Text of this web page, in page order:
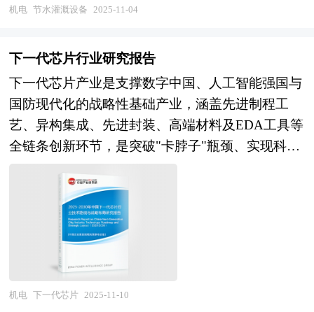
值管理成为核心竞争力。 本研究咨询报告由中研
普华咨询公司领衔撰写，在大量周密的市场调研基
础上，主要依据了国家统计局、国家商务部、国家
发改委、国家经济信息中心、国务院发展研究中
心、国家海关总署、全国商业信息中心、中国经济
报刊杂志的基础信息以及新能源电池设备行业研究
单位等公布和提供的大量资料。报告对我国新能源
电池设备行业的供需状况、发展现状、子行业发展
变化等进行了分析，重点分析了国内外新能源电池
设备行业的发展现状、如何面对行业的发展挑战、
行业的发展建议、行业竞争力，以及行业的投资分
改委、国家经济信息中心、国务院发展研究中心、
监测中心、中国行业研究网、全国及海外相关报刊
杂志的基础信息以及二次电池分离膜行业研究单位
等公布和提供的大量资料。报告对我国二次电池分
离膜行业的供需状况、发展现状、子行业发展变化
等进行了分析，重点分析了国内外二次电池分离膜
的发展建议、行业竞争力，以及行业的投资分析和
趋势预测等等。报告还综合了二次电池分离膜行业
的整体发展动态，对行业在产品方面提供了参考建
议和具体解决办法。报告对于二次电池分离膜产品
生产企业、经销商、行业管理部门以及拟进入该行
业的投资者具有重要的参考价值，对于研究我国二
可持续发展的追求，节水灌溉设备的应用范围不断
到水资源相对丰富的地区，节水灌溉设备都发挥着
发展，智能化、自动化的节水灌溉设备逐渐成为市
场的主流，它们能够更好地适应不同地区的气候条
件和作物需求，提高灌溉效率和水资源利用效率。
随着农业现代化的推进，对节水灌溉设备的需求将
持续增长。同时，随着科技的不断进步，节水灌溉
设备将更加智能化、精准化，能够更好地满足农业
生产的多样化需求。此外，随着人们对环境保护和
可持续发展的重视，节水灌溉设备行业也将迎来更
多的发展机遇。 本研究咨询报告由中研普华咨询
公司领衔撰写，在大量周密的市场调研基础上，主
要依据了国家统计局、国家商务部、国家发改委、
机电 节水灌溉设备 2025-11-04
下一代芯片行业研究报告
下一代芯片产业是支撑数字中国、人工智能强国与
国防现代化的战略性基础产业，涵盖先进制程工
艺、异构集成、先进封装、高端材料及EDA工具等
全链条创新环节，是突破"卡脖子"瓶颈、实现科技
切换与国家战略意志深度耦合的关键窗口期：技术
层面，从先进制程向更微观节点攻坚进入关键阶
段，极紫外光刻技术成为先进制程标配，逻辑单元
密度与功耗优化持续突破，但先进光刻设备、高端
光刻胶与刻蚀气体等核心材料装备的自主可控能力
仍是制约产业链韧性的最大短板；需求层面，AI大
机电 下一代芯片 2025-11-10